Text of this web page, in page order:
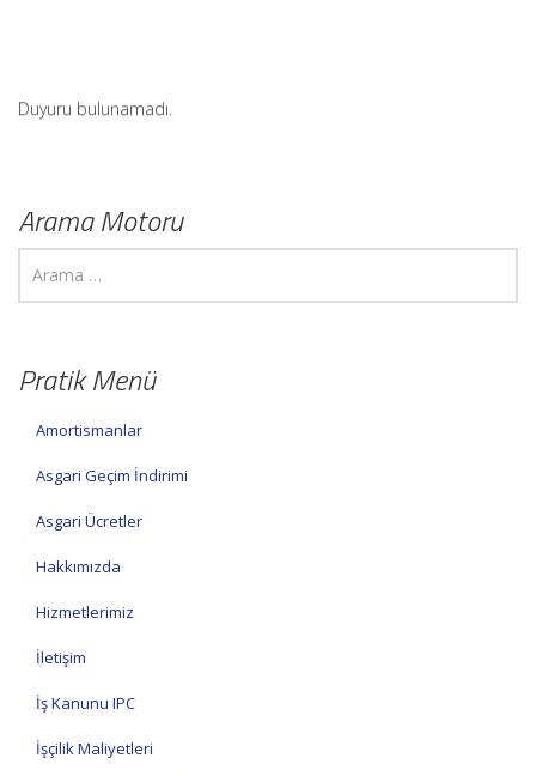
Duyuru bulunamadı.
Arama Motoru
Pratik Menü
Amortismanlar
Asgari Geçim İndirimi
Asgari Ücretler
Hakkımızda
Hizmetlerimiz
İletişim
İş Kanunu IPC
İşçilik Maliyetleri